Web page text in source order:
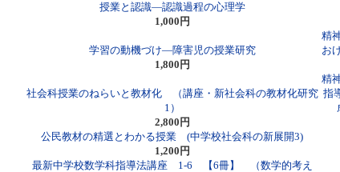
授業と認識―認識過程の心理学
1,000円
学習の動機づけ―障害児の授業研究
1,800円
精
お
社会科授業のねらいと教材化 （講座・新社会科の教材化研究
1）
2,800円
精
指
公民教材の精選とわかる授業 (中学校社会科の新展開3)
1,200円
最新中学校数学科指導法講座 1-6 【6冊】 （数学的考え